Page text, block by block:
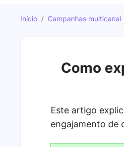
Início / Campanhas multicanal
Como
Este artigo
engajamento de